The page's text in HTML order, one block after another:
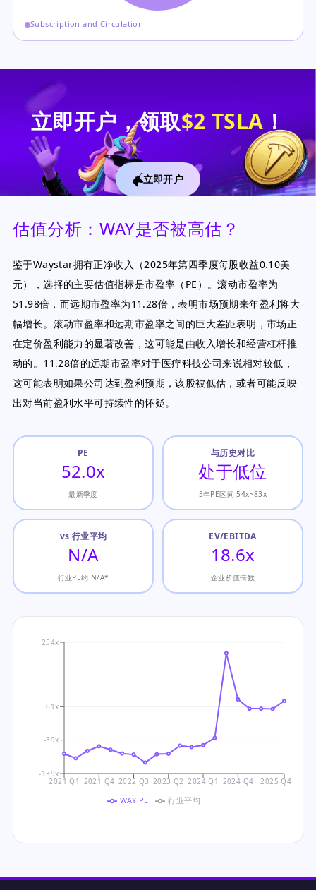
Subscription and Circulation
立即开户，领取$2 TSLA ！
立即开户
估值分析：WAY是否被高估？
鉴于Waystar拥有正净收入（2025年第四季度每股收益0.10美
元），选择的主要估值指标是市盈率（PE）。滚动市盈率为
51.98倍，而远期市盈率为11.28倍，表明市场预期来年盈利将大
幅增长。滚动市盈率和远期市盈率之间的巨大差距表明，市场正
在定价盈利能力的显著改善，这可能是由收入增长和经营杠杆推
动的。11.28倍的远期市盈率对于医疗科技公司来说相对较低，
这可能表明如果公司达到盈利预期，该股被低估，或者可能反映
出对当前盈利水平可持续性的怀疑。
PE
52.0x
最新季度
与历史对比
处于低位
5年PE区间 54x~83x
vs 行业平均
N/A
行业PE约 N/A*
EV/EBITDA
18.6x
企业价值倍数
2021 Q1 2021 Q4 2022 Q3 2023 Q2 2024 Q1 2024 Q4 2025 Q4
-139x
-39x
61x
254x
WAY PE 行业平均